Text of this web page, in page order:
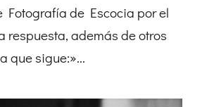
Fotografía de Escocia por el
respuesta, además de otros
que sigue:»...